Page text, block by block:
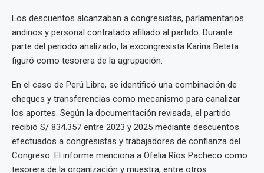
Los descuentos alcanzaban a congresistas, parlamentarios
andinos y personal contratado afiliado al partido. Durante
parte del periodo analizado, la excongresista Karina Beteta
figuró como tesorera de la agrupación.
En el caso de Perú Libre, se identificó una combinación de
cheques y transferencias como mecanismo para canalizar
los aportes. Según la documentación revisada, el partido
recibió S/ 834.357 entre 2023 y 2025 mediante descuentos
efectuados a congresistas y trabajadores de confianza del
Congreso. El informe menciona a Ofelia Ríos Pacheco como
tesorera de la organización y muestra, entre otros